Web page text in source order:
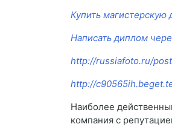
Купить магистерскую
Написать диплом
http://russiafoto.ru/
http://
Наиболее
компания с